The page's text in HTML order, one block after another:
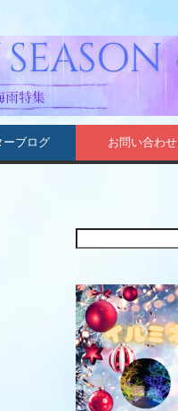
ーブログ お問い合わせ